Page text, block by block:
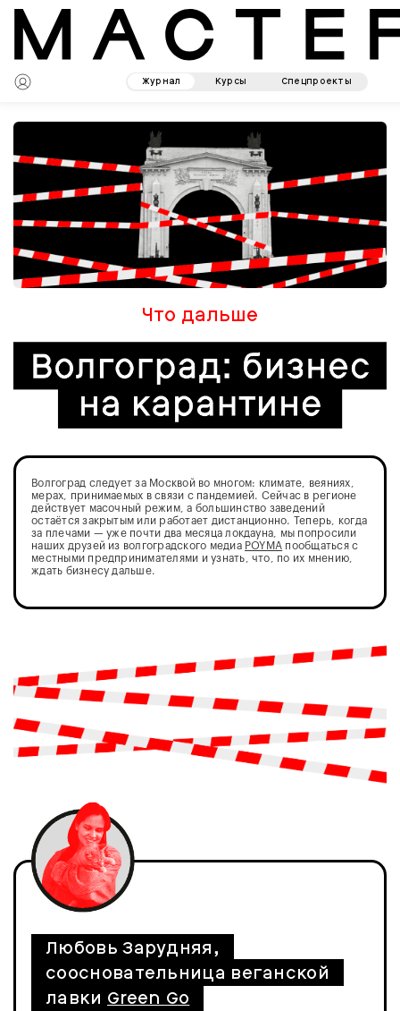
Журнал Курсы Спецпроекты
Что дальше
Волгоград следует за Москвой во многом: климате, веяниях,
мерах, принимаемых в связи с пандемией. Сейчас в регионе
действует масочный режим, а большинство заведений
остаётся закрытым или работает дистанционно. Теперь, когда
за плечами — уже почти два месяца локдауна, мы попросили
наших друзей из волгоградского медиа POYMA пообщаться с
местными предпринимателями и узнать, что, по их мнению,
ждать бизнесу дальше.
Любовь Зарудняя,
соосновательница веганской
лавки Green Go